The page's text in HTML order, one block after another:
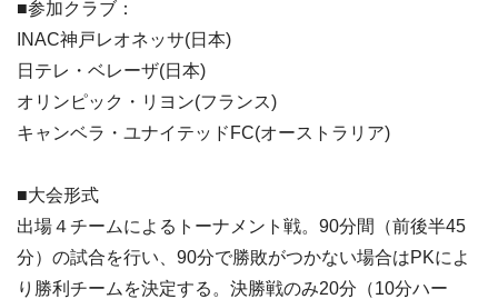
■参加クラブ：
INAC神戸レオネッサ(日本)
日テレ・ベレーザ(日本)
オリンピック・リヨン(フランス)
キャンベラ・ユナイテッドFC(オーストラリア)
■大会形式
出場４チームによるトーナメント戦。90分間（前後半45
分）の試合を行い、90分で勝敗がつかない場合はPKによ
り勝利チームを決定する。決勝戦のみ20分（10分ハー